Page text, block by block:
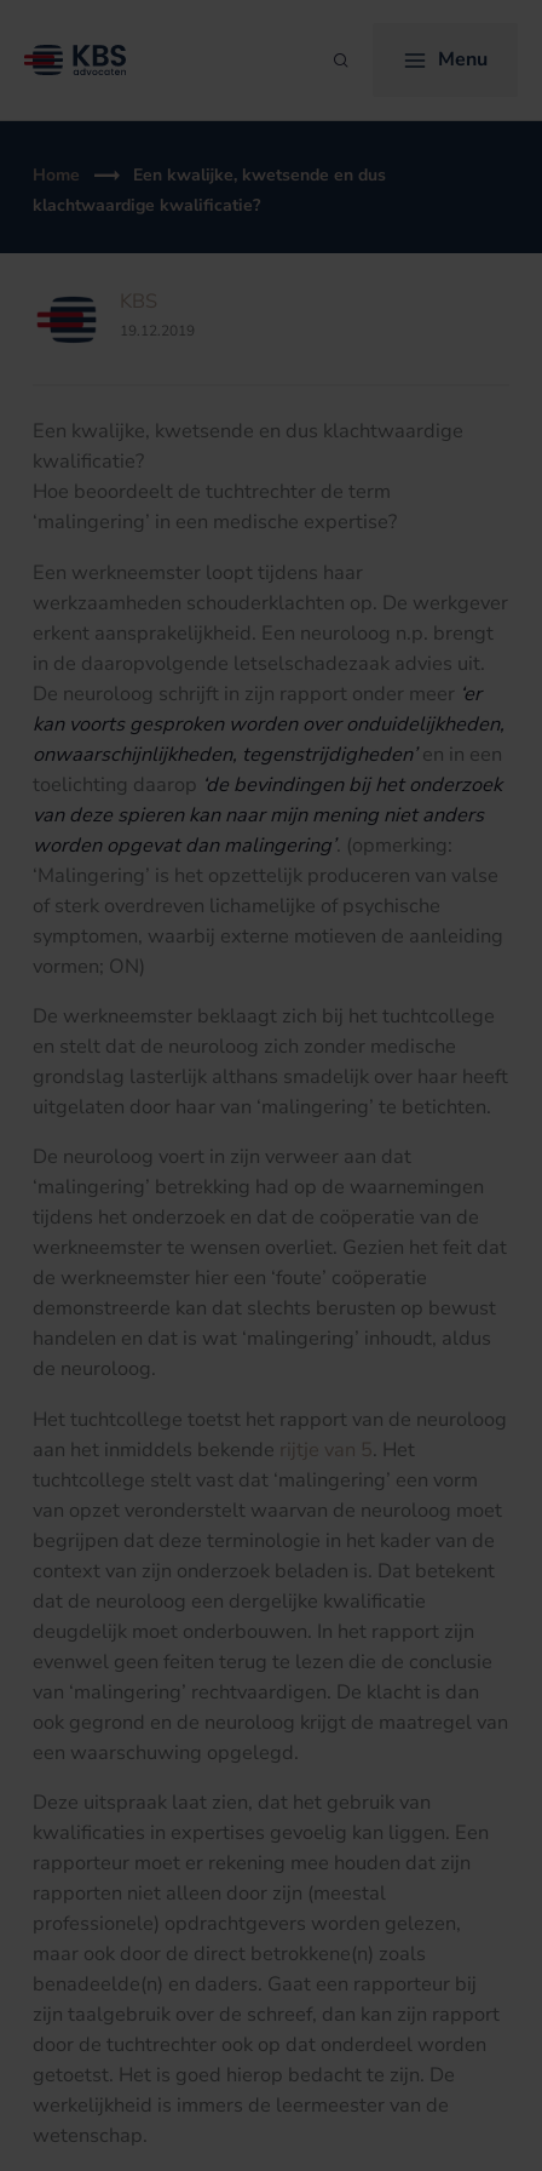
naar
Zoeken Menu
Home
Een kwalijke, kwetsende en dus
klachtwaardige kwalificatie?
KBS
19.12.2019
Een kwalijke, kwetsende en dus klachtwaardige
kwalificatie?
Hoe beoordeelt de tuchtrechter de term
‘malingering’ in een medische expertise?
Een werkneemster loopt tijdens haar
werkzaamheden schouderklachten op. De werkgever
erkent aansprakelijkheid. Een neuroloog n.p. brengt
in de daaropvolgende letselschadezaak advies uit.
De neuroloog schrijft in zijn rapport onder meer ‘er
kan voorts gesproken worden over onduidelijkheden,
onwaarschijnlijkheden, tegenstrijdigheden’en in een
toelichting daarop de bevindingen bij het onderzoek
van deze spieren kan naar mijn mening niet anders
worden opgevat dan malingering’. (opmerking:
‘Malingering’ is het opzettelijk produceren van valse
of sterk overdreven lichamelijke of psychische
symptomen, waarbij externe motieven de aanleiding
vormen; ON)
De werkneemster beklaagt zich bij het tuchtcollege
en stelt dat de neuroloog zich zonder medische
grondslag lasterlijk althans smadelijk over haar heeft
uitgelaten door haar van ‘malingering’ te betichten.
De neuroloog voert in zijn verweer aan dat
‘malingering’ betrekking had op de waarnemingen
tijdens het onderzoek en dat de coöperatie van de
werkneemster te wensen overliet. Gezien het feit dat
de werkneemster hier een ‘foute’ coöperatie
demonstreerde kan dat slechts berusten op bewust
handelen en dat is wat ‘malingering’ inhoudt, aldus
de neuroloog.
Het tuchtcollege toetst het rapport van de neuroloog
aan het inmiddels bekende rijtje van 5. Het
tuchtcollege stelt vast dat ‘malingering’ een vorm
van opzet veronderstelt waarvan de neuroloog moet
begrijpen dat deze terminologie in het kader van de
context van zijn onderzoek beladen is. Dat betekent
dat de neuroloog een dergelijke kwalificatie
deugdelijk moet onderbouwen. In het rapport zijn
evenwel geen feiten terug te lezen die de conclusie
van ‘malingering’ rechtvaardigen. De klacht is dan
ook gegrond en de neuroloog krijgt de maatregel van
een waarschuwing opgelegd.
Deze uitspraak laat zien, dat het gebruik van
kwalificaties in expertises gevoelig kan liggen. Een
rapporteur moet er rekening mee houden dat zijn
rapporten niet alleen door zijn (meestal
professionele) opdrachtgevers worden gelezen,
maar ook door de direct betrokkene(n) zoals
benadeelde(n) en daders. Gaat een rapporteur bij
zijn taalgebruik over de schreef, dan kan zijn rapport
door de tuchtrechter ook op dat onderdeel worden
getoetst. Het is goed hierop bedacht te zijn. De
werkelijkheid is immers de leermeester van de
wetenschap.